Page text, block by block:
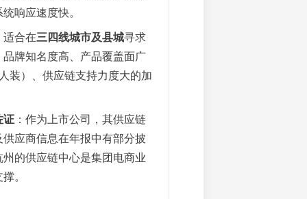
响应速度快。
适合在三四线城市及县城寻求
品牌知名度高、产品覆盖面广
装）、供应链支持力度大的加
证：作为上市公司，其供应链
应商信息在年报中有部分披
的供应链中心是集团电商业
。